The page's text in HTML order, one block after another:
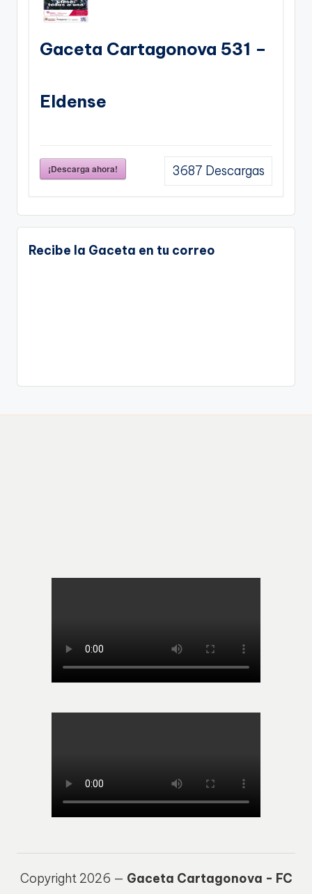
Gaceta Cartagonova 531 –
Eldense
¡Descarga ahora! 3687 Descargas
Recibe la Gaceta en tu correo
Copyright 2026 — Gaceta Cartagonova - FC